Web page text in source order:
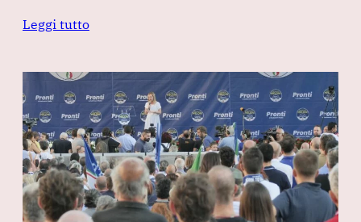
Leggi tutto